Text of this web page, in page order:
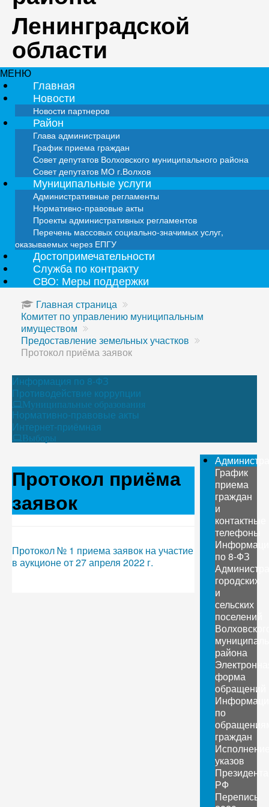
Ленинградской
области
МЕНЮ
Главная
Новости
Новости партнеров
Район
Глава администрации
График приема граждан
Совет депутатов Волховского муниципального района
Совет депутатов МО г.Волхов
Муниципальные услуги
Административные регламенты
Нормативно-правовые акты
Проекты административных регламентов
Перечень массовых социально-значимых услуг,
оказываемых через ЕПГУ
Достопримечательности
Служба по контракту
СВО: Меры поддержки
Главная страница
Комитет по управлению муниципальным
имуществом
Предоставление земельных участков
Протокол приёма заявок
Информация по 8-ФЗ
Противодействие коррупции
Муниципальные образования
Нормативно-правовые акты
Интернет-приёмная
Выборы
Протокол приёма
заявок
Протокол № 1 приема заявок на участие
в аукционе от 27 апреля 2022 г.
График
приема
граждан
и
контактные
телефоны
по 8-ФЗ
городских
и
сельских
поселений
района
форма
обращений
по
граждан
указов
Президента
РФ
Перепись